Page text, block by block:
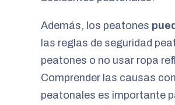
Además, los peatones
las reglas de seguridad
peatones o no usar ropa
Comprender las causas
peatonales es importante